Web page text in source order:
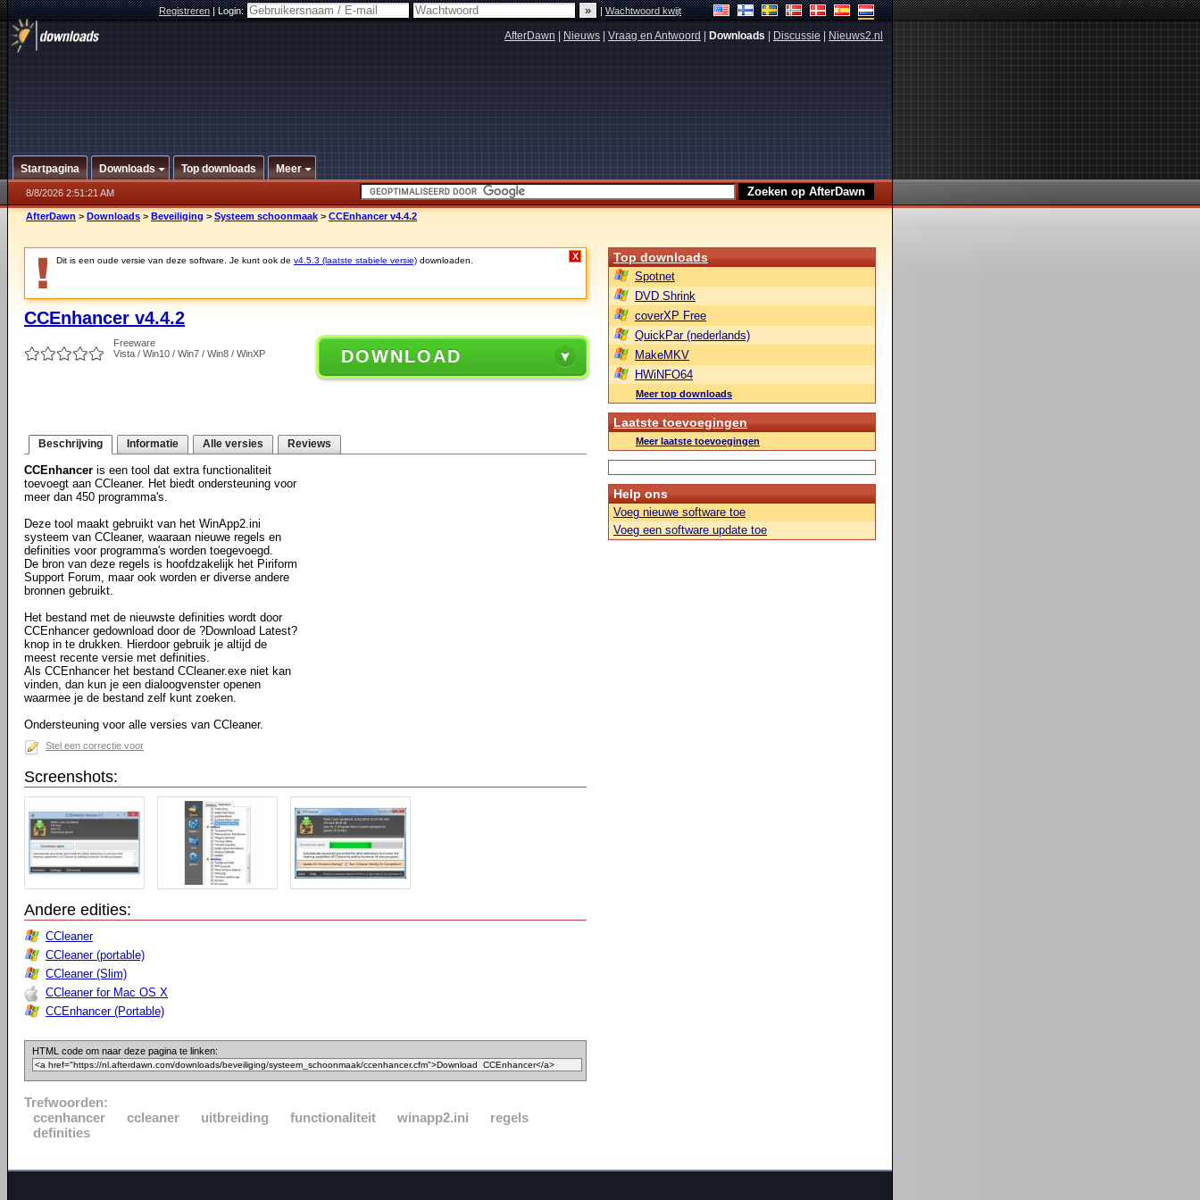
Registreren|Login: |Wachtwoord kwijt
AfterDawn Nieuws Vraag en Antwoord Downloads Discussie Nieuws2.nl
Startpagina Downloads Top downloads Meer
8/8/2026 2:51:21 AM
AfterDawn > Downloads > Beveiliging > Systeem schoonmaak > CCEnhancer v4.4.2
Dit is een oude versie van deze software. Je kunt ook de v4.5.3 (laatste stabiele versie) downloaden. X
CCEnhancer v4.4.2
Freeware
Vista / Win10 / Win7 / Win8 / WinXP
DOWNLOAD
Beschrijving Informatie Alle versies Reviews
CCEnhancer is een tool dat extra functionaliteit
toevoegt aan CCleaner. Het biedt ondersteuning voor
meer dan 450 programma's.
Deze tool maakt gebruikt van het WinApp2.ini
systeem van CCleaner, waaraan nieuwe regels en
definities voor programma's worden toegevoegd.
De bron van deze regels is hoofdzakelijk het Piriform
Support Forum, maar ook worden er diverse andere
bronnen gebruikt.
Het bestand met de nieuwste definities wordt door
CCEnhancer gedownload door de ?Download Latest?
knop in te drukken. Hierdoor gebruik je altijd de
meest recente versie met definities.
Als CCEnhancer het bestand CCleaner.exe niet kan
vinden, dan kun je een dialoogvenster openen
waarmee je de bestand zelf kunt zoeken.
Ondersteuning voor alle versies van CCleaner.
Stel een correctie voor
Screenshots:
Andere edities:
CCleaner
CCleaner (portable)
CCleaner (Slim)
CCleaner for Mac OS X
CCEnhancer (Portable)
HTML code om naar deze pagina te linken:
Trefwoorden:
ccenhancer
ccleaner uitbreiding functionaliteit winapp2.ini
regels
definities
Top downloads
Spotnet
DVD Shrink
coverXP Free
QuickPar (nederlands)
MakeMKV
HWiNFO64
Meer top downloads
Laatste toevoegingen
Meer laatste toevoegingen
Help ons
Voeg nieuwe software toe
Voeg een software update toe